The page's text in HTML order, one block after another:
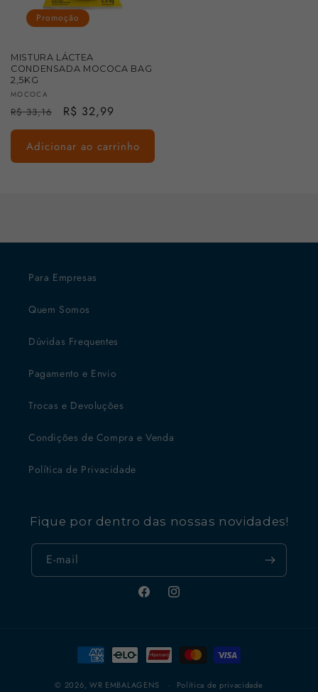
Promoção
MISTURA LÁCTEA
CONDENSADA MOCOCA BAG
2,5KG
Fornecedor:
MOCOCA
Preço
normal
R$ 33,16
Preço
promocional
R$ 32,99
Adicionar ao carrinho
Para Empresas
Quem Somos
Dúvidas Frequentes
Pagamento e Envio
Trocas e Devoluções
Condições de Compra e Venda
Política de Privacidade
Fique por dentro das nossas novidades!
E-mail
FacebookInstagram
Formas
de
pagamento
© 2026, WR EMBALAGENS Política de privacidade